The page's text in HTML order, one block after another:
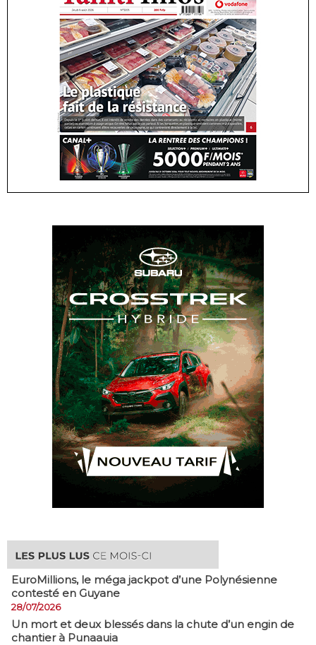
EuroMillions, ​le méga jackpot d’une Polynésienne
contesté en Guyane
28/07/2026
​Un mort et deux blessés dans la chute d’un engin de
chantier à Punaauia